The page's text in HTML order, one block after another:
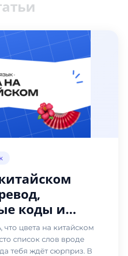
коды и
цвета на китайском
список слов вроде
тебя ждёт сюрприз. В